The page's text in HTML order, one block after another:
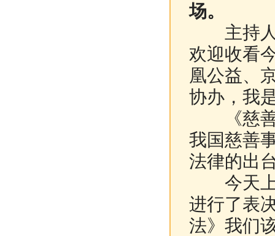
场。
主持人
欢迎收看
凰公益、
协办，我
《慈善
我国慈善
法律的出
今天上
进行了表
法》我们